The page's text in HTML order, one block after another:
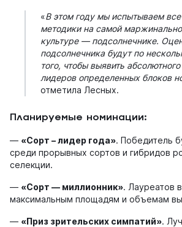
«В этом году мы испытываем
методики на самой
культуре — подсолнечнике.
подсолнечника будут по
того, чтобы выявить
лидеров определенных блоков
отметила Лесных.
Планируемые номинации:
— «Сорт – лидер года». Победитель
среди прорывных сортов и гибридов
селекции.
— «Сорт — миллионник». Лауреатов
максимальным площадям и объемам
— «Приз зрительских симпатий».